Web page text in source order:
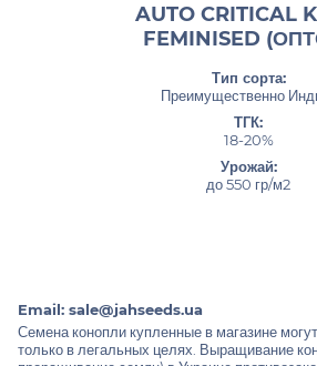
AUTO CRITICAL
FEMINISED
Тип сорта:
Преимущественно
ТГК:
18-20%
Урожай:
до 550 гр/м2
Email: sale@jahseeds.ua
Семена конопли купленные в магазине
только в легальных целях. Выращивание